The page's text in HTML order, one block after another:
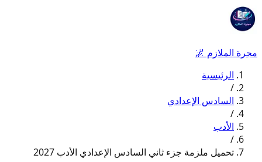
مجرة الملازم 🌌
الرئيسية
/
السادس الإعدادي
/
الأدب
/
تحميل ملزمة جزء ثاني السادس الإعدادي الأدب 2027